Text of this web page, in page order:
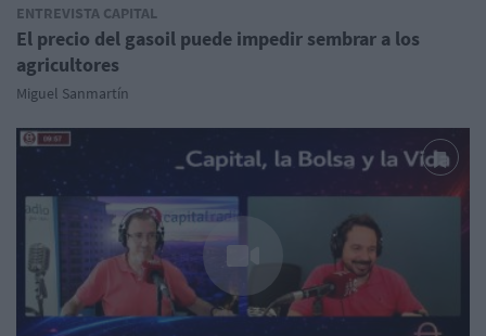
ENTREVISTA CAPITAL
El precio del gasoil puede impedir sembrar a los
agricultores
Miguel Sanmartín